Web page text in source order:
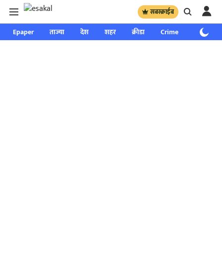
सबस्क्राईब
Epaper ताज्या देश शहर क्रीडा Crime साप्ताहिक